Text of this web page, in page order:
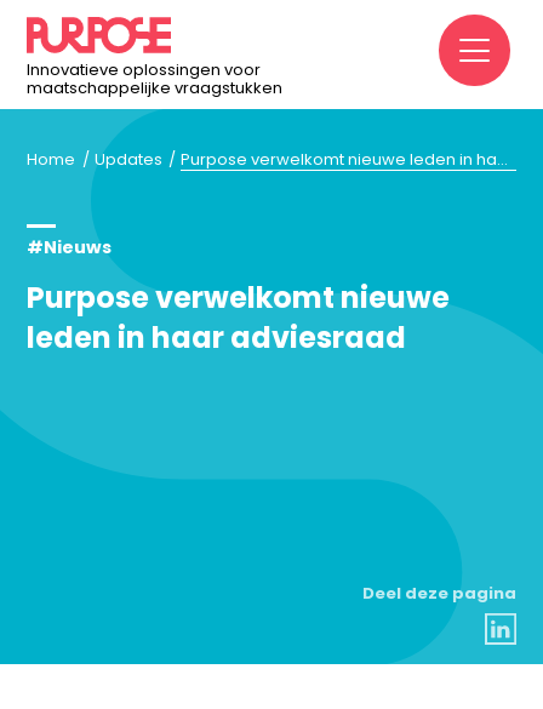
Innovatieve oplossingen voor
maatschappelijke vraagstukken
Home Updates Purpose verwelkomt nieuwe leden in haar adviesraad
#Nieuws
Purpose verwelkomt nieuwe
leden in haar adviesraad
Deel deze pagina